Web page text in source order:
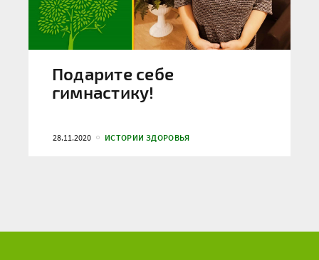
Подарите себе
гимнастику!
28.11.2020 ИСТОРИИ ЗДОРОВЬЯ